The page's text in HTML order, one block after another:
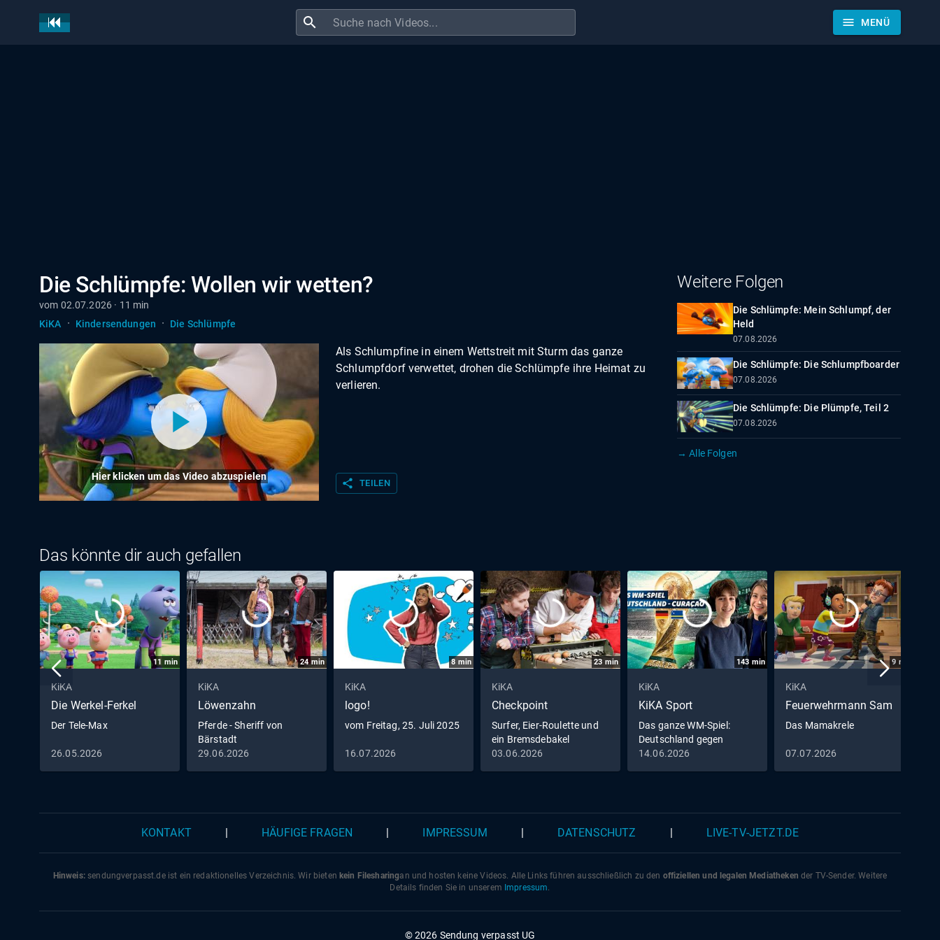
search menu MENÜ
Die Schlümpfe: Wollen wir wetten?
vom 02.07.2026 · 11 min
KiKA
· Kindersendungen · Die Schlümpfe
Hier klicken um das Video abzuspielen
Als Schlumpfine in einem Wettstreit mit Sturm das ganze
Schlumpfdorf verwettet, drohen die Schlümpfe ihre Heimat zu
verlieren.
share TEILEN
Weitere Folgen
Die Schlümpfe: Mein Schlumpf, der
Held
07.08.2026
Die Schlümpfe: Die Schlumpfboarder
07.08.2026
Die Schlümpfe: Die Plümpfe, Teil 2
07.08.2026
→ Alle Folgen
Das könnte dir auch gefallen
11 min
KiKA
Die Werkel-Ferkel
Der Tele-Max
26.05.2026
24min
KiKA
Löwenzahn
Pferde - Sheriff von
Bärstadt
29.06.2026
8 min
KiKA
logo!
vom Freitag, 25. Juli 2025
16.07.2026
23 min
KiKA
Checkpoint
Surfer, Eier-Roulette und
ein Bremsdebakel
03.06.2026
143 min
KiKA
KiKA Sport
Das ganze WM-Spiel:
Deutschland gegen
Curaçao
14.06.2026
9 min
KiKA
Feuerwehrmann Sam
Das Mamakrele
07.07.2026
KONTAKT HÄUFIGE FRAGEN IMPRESSUM DATENSCHUTZ LIVE-TV-JETZT.DE
Hinweis:sendungverpasst.deist ein redaktionelles Verzeichnis. Wir bieten kein Filesharingan und hosten keine Videos. Alle Links führen ausschließlich zu den offiziellen und legalen Mediatheken der TV-Sender. Weitere
Details finden Sie in unserem Impressum.
© 2026 Sendung verpasst UG